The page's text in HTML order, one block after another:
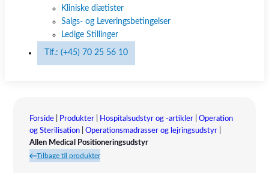
Kliniske diætister
Salgs- og Leveringsbetingelser
Ledige Stillinger
Tlf.: (+45) 70 25 56 10
Forside| Produkter| Hospitalsudstyr og -artikler| Operation
og Sterilisation| Operationsmadrasser og lejringsudstyr|
Allen Medical Positioneringsudstyr
Tilbage til produkter